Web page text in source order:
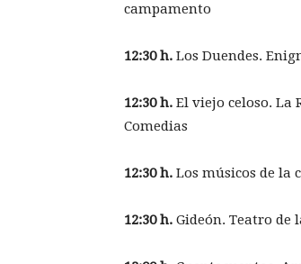
campamento
12:30 h. Los Duendes.
12:30 h. El viejo celoso. La
Comedias
12:30 h. Los músicos de la
12:30 h. Gideón. Teatro de